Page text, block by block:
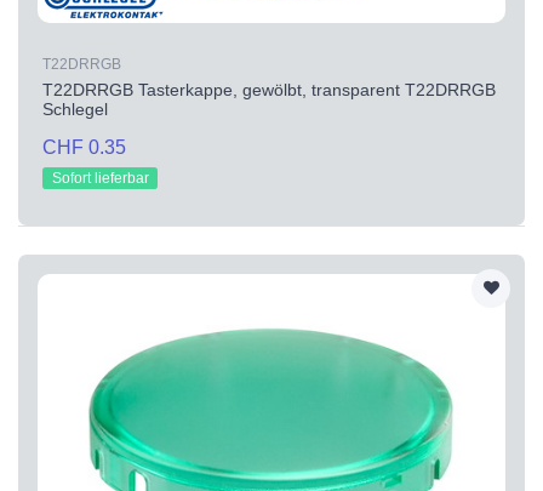
T22DRRGB
T22DRRGB Tasterkappe, gewölbt, transparent T22DRRGB
Schlegel
CHF 0.35
Sofort lieferbar